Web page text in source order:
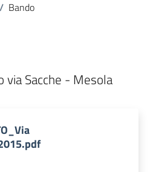
/ Bando
via Sacche - Mesola